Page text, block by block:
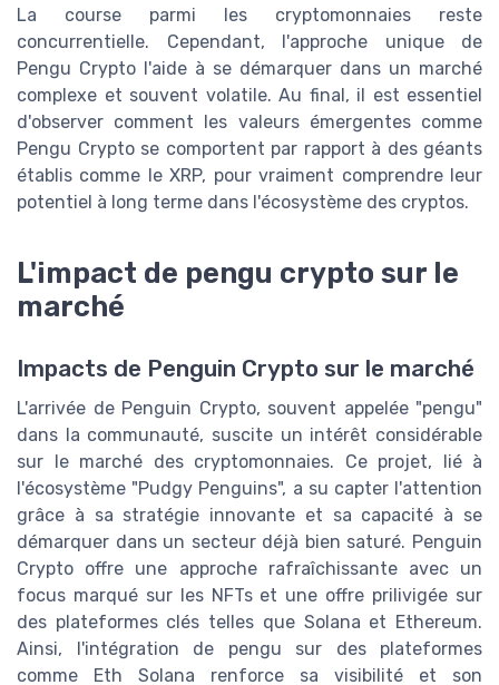
La course parmi les cryptomonnaies reste
concurrentielle. Cependant, l'approche unique de
Pengu Crypto l'aide à se démarquer dans un marché
complexe et souvent volatile. Au final, il est essentiel
d'observer comment les valeurs émergentes comme
Pengu Crypto se comportent par rapport à des géants
établis comme le XRP, pour vraiment comprendre leur
potentiel à long terme dans l'écosystème des cryptos.
L'impact de pengu crypto sur le
marché
Impacts de Penguin Crypto sur le marché
L'arrivée de Penguin Crypto, souvent appelée "pengu"
dans la communauté, suscite un intérêt considérable
sur le marché des cryptomonnaies. Ce projet, lié à
l'écosystème "Pudgy Penguins", a su capter l'attention
grâce à sa stratégie innovante et sa capacité à se
démarquer dans un secteur déjà bien saturé. Penguin
Crypto offre une approche rafraîchissante avec un
focus marqué sur les NFTs et une offre prilivigée sur
des plateformes clés telles que Solana et Ethereum.
Ainsi, l'intégration de pengu sur des plateformes
comme Eth Solana renforce sa visibilité et son